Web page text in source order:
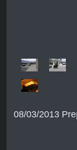
08/03/2013